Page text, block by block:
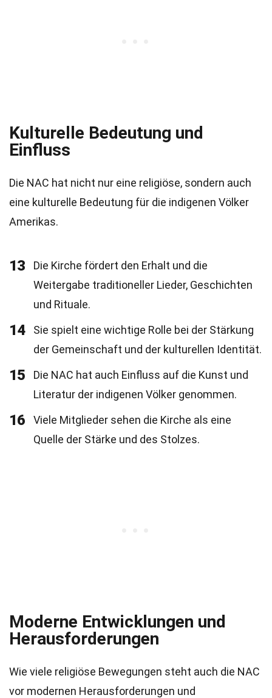
Kulturelle Bedeutung und
Einfluss
Die NAC hat nicht nur eine religiöse, sondern auch
eine kulturelle Bedeutung für die indigenen Völker
Amerikas.
13
Die Kirche fördert den Erhalt und die
Weitergabe traditioneller Lieder, Geschichten
und Rituale.
14
Sie spielt eine wichtige Rolle bei der Stärkung
der Gemeinschaft und der kulturellen Identität.
15
Die NAC hat auch Einfluss auf die Kunst und
Literatur der indigenen Völker genommen.
16
Viele Mitglieder sehen die Kirche als eine
Quelle der Stärke und des Stolzes.
Moderne Entwicklungen und
Herausforderungen
Wie viele religiöse Bewegungen steht auch die NAC
vor modernen Herausforderungen und